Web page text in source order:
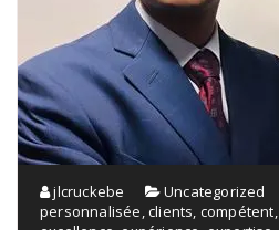
jlcruckebe Uncategorized
personnalisée ,clients compétent